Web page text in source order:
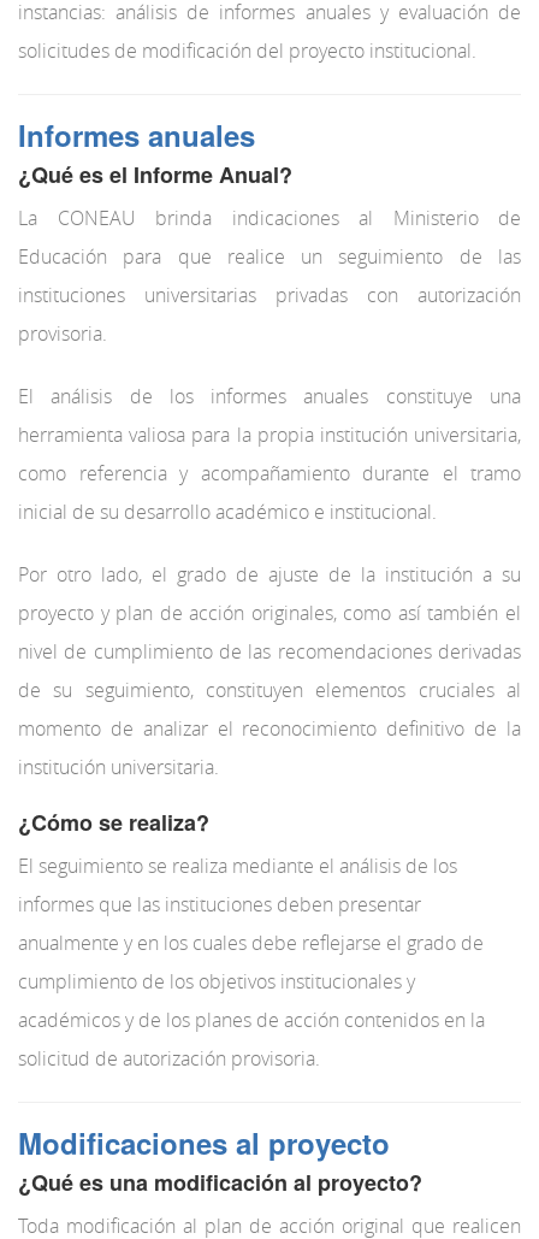
instancias: análisis de informes anuales y evaluación de
solicitudes de modificación del proyecto institucional.
Informes anuales
¿Qué es el Informe Anual?
La CONEAU brinda indicaciones al Ministerio de
Educación para que realice un seguimiento de las
instituciones universitarias privadas con autorización
provisoria.
El análisis de los informes anuales constituye una
herramienta valiosa para la propia institución universitaria,
como referencia y acompañamiento durante el tramo
inicial de su desarrollo académico e institucional.
Por otro lado, el grado de ajuste de la institución a su
proyecto y plan de acción originales, como así también el
nivel de cumplimiento de las recomendaciones derivadas
de su seguimiento, constituyen elementos cruciales al
momento de analizar el reconocimiento definitivo de la
institución universitaria.
¿Cómo se realiza?
El seguimiento se realiza mediante el análisis de los
informes que las instituciones deben presentar
anualmente y en los cuales debe reflejarse el grado de
cumplimiento de los objetivos institucionales y
académicos y de los planes de acción contenidos en la
solicitud de autorización provisoria.
Modificaciones al proyecto
¿Qué es una modificación al proyecto?
Toda modificación al plan de acción original que realicen